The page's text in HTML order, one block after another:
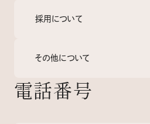
採用について
その他について
電話番号